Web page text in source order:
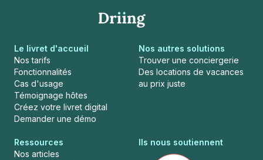
Le livret d'accueil
Nos tarifs
Fonctionnalités
Cas d'usage
Témoignage hôtes
Créez votre livret digital
Demander une démo
Nos autres solutions
Trouver une conciergerie
Des locations de vacances
au prix juste
Ressources
Nos articles
Ils nous soutiennent